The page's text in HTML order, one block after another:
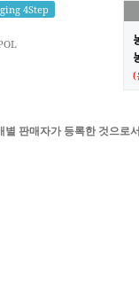
4Step
(
판매자가 등록한 것으